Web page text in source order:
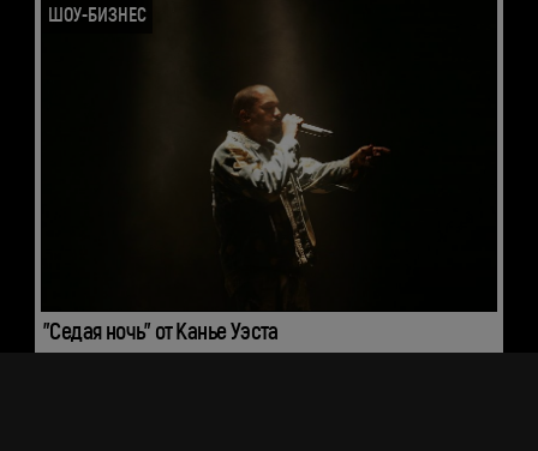
ШОУ-БИЗНЕС
"Седая ночь" от Канье Уэста